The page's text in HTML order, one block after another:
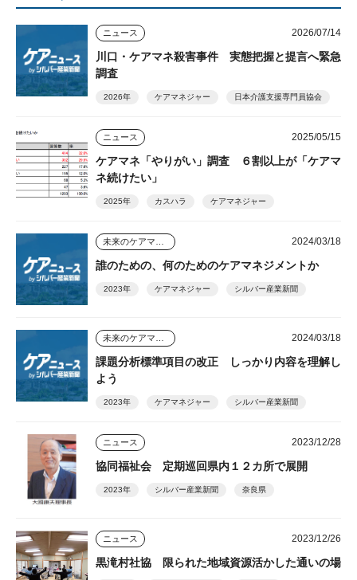
ニュース 2026/07/14
川口・ケアマネ殺害事件 実態把握と提言へ緊急
調査
2026年 ケアマネジャー 日本介護支援専門員協会
ニュース 2025/05/15
ケアマネ「やりがい」調査 ６割以上が「ケアマ
ネ続けたい」
2025年 カスハラ ケアマネジャー
2024/03/18
誰のための、何のためのケアマネジメントか
2023年 ケアマネジャー シルバー産業新聞
2024/03/18
課題分析標準項目の改正 しっかり内容を理解し
よう
2023年 ケアマネジャー シルバー産業新聞
ニュース 2023/12/28
協同福祉会 定期巡回県内１２カ所で展開
2023年 シルバー産業新聞 奈良県
ニュース 2023/12/26
黒滝村社協 限られた地域資源活かした通いの場